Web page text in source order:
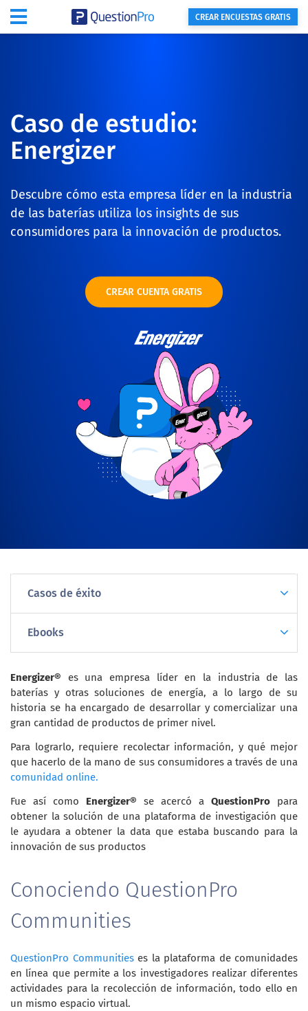
CREAR ENCUESTAS GRATIS
Caso de estudio:
Energizer
Descubre cómo esta empresa líder en la industria
de las baterías utiliza los insights de sus
consumidores para la innovación de productos.
CREAR CUENTA GRATIS
Casos de éxito
Ebooks
Energizer® es una empresa líder en la industria de las
baterías y otras soluciones de energía, a lo largo de su
historia se ha encargado de desarrollar y comercializar una
gran cantidad de productos de primer nivel.
Para lograrlo, requiere recolectar información, y qué mejor
que hacerlo de la mano de sus consumidores a través de una
comunidad online.
Fue así como Energizer® se acercó a QuestionPro para
obtener la solución de una plataforma de investigación que
le ayudara a obtener la data que estaba buscando para la
innovación de sus productos
Conociendo QuestionPro
Communities
QuestionPro Communitieses la plataforma de comunidades
en línea que permite a los investigadores realizar diferentes
actividades para la recolección de información, todo ello en
un mismo espacio virtual.